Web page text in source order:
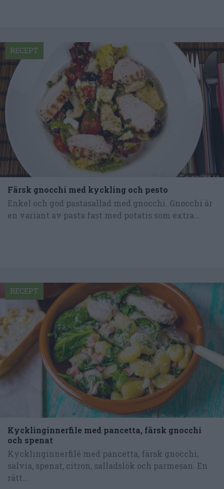
Färsk gnocchi med kyckling och pesto
Enkel och god pastasallad med gnocchi. Gnocchi är
en variant av pasta fast med potatis som extra...
RECEPT
Kycklinginnerfile med pancetta, färsk gnocchi
och spenat
Kycklinginnerfilé med pancetta, färsk gnocchi,
salvia, spenat, citron, salladslök och parmesan. En
rätt...
RECEPT